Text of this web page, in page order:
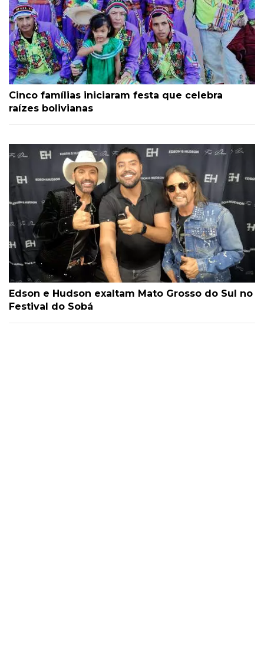
Cinco famílias iniciaram festa que celebra
raízes bolivianas
Edson e Hudson exaltam Mato Grosso do Sul no
Festival do Sobá